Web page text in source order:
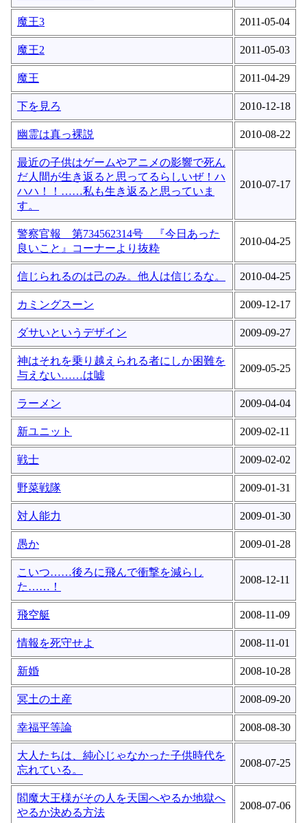
魔王3 2011-05-04
魔王2 2011-05-03
魔王 2011-04-29
下を見ろ 2010-12-18
幽霊は真っ裸説 2010-08-22
最近の子供はゲームやアニメの影響で死ん
だ人間が生き返ると思ってるらしいぜ！ハ
ハハ！！……私も生き返ると思っていま
す。
2010-07-17
警察官報 第734562314号 『今日あった
良いこと』コーナーより抜粋
2010-04-25
信じられるのは己のみ。他人は信じるな。 2010-04-25
カミングスーン 2009-12-17
ダサいというデザイン 2009-09-27
神はそれを乗り越えられる者にしか困難を
与えない……は嘘
2009-05-25
ラーメン 2009-04-04
新ユニット 2009-02-11
戦士 2009-02-02
野菜戦隊 2009-01-31
対人能力 2009-01-30
愚か 2009-01-28
こいつ……後ろに飛んで衝撃を減らし
た……！
2008-12-11
飛空艇 2008-11-09
情報を死守せよ 2008-11-01
新婚 2008-10-28
冥土の土産 2008-09-20
幸福平等論 2008-08-30
大人たちは、純心じゃなかった子供時代を
忘れている。
2008-07-25
閻魔大王様がその人を天国へやるか地獄へ
やるか決める方法
2008-07-06